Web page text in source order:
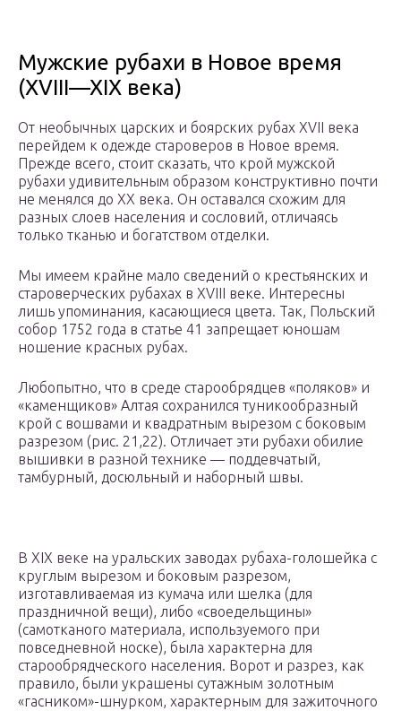
Мужские рубахи в Новое время
(XVIII—XIX века)
От необычных царских и боярских рубах XVII века
перейдем к одежде староверов в Новое время.
Прежде всего, стоит сказать, что крой мужской
рубахи удивительным образом конструктивно почти
не менялся до XX века. Он оставался схожим для
разных слоев населения и сословий, отличаясь
только тканью и богатством отделки.
Мы имеем крайне мало сведений о крестьянских и
староверческих рубахах в XVIII веке. Интересны
лишь упоминания, касающиеся цвета. Так, Польский
собор 1752 года в статье 41 запрещает юношам
ношение красных рубах.
Любопытно, что в среде старообрядцев «поляков» и
«каменщиков» Алтая сохранился туникообразный
крой с вошвами и квадратным вырезом с боковым
разрезом (рис. 21,22). Отличает эти рубахи обилие
вышивки в разной технике — поддевчатый,
тамбурный, досюльный и наборный швы.
В XIX веке на уральских заводах рубаха-голошейка с
круглым вырезом и боковым разрезом,
изготавливаемая из кумача или шелка (для
праздничной вещи), либо «своедельщины»
(самотканого материала, используемого при
повседневной носке), была характерна для
старообрядческого населения. Ворот и разрез, как
правило, были украшены сутажным золотным
«гасником»-шнурком, характерным для зажиточного